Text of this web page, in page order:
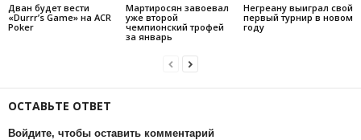
Дван будет вести
«Durrr’s Game» на ACR
Poker
Мартиросян завоевал
уже второй
чемпионский трофей
за январь
Негреану выиграл свой
первый турнир в новом
году
ОСТАВЬТЕ ОТВЕТ
Войдите, чтобы оставить комментарий